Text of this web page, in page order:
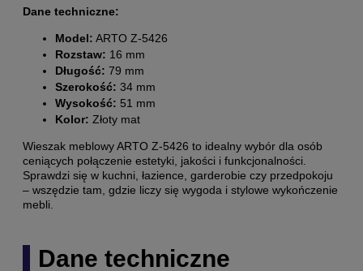
Dane techniczne:
Model: ARTO Z-5426
Rozstaw: 16 mm
Długość: 79 mm
Szerokość: 34 mm
Wysokość: 51 mm
Kolor: Złoty mat
Wieszak meblowy ARTO Z-5426 to idealny wybór dla osób
ceniących połączenie estetyki, jakości i funkcjonalności.
Sprawdzi się w kuchni, łazience, garderobie czy przedpokoju
– wszędzie tam, gdzie liczy się wygoda i stylowe wykończenie
mebli.
Dane techniczne